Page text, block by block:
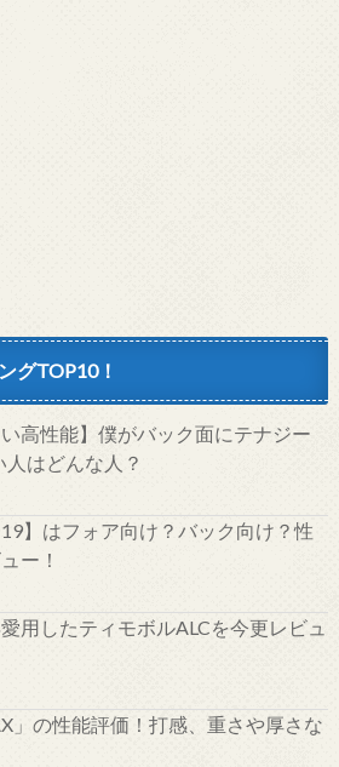
グTOP10！
高性能】僕がバック面にテナジー
はどんな人？
】はフォア向け？バック向け？性
ー！
用したティモボルALCを今更レビュ
」の性能評価！打感、重さや厚さな